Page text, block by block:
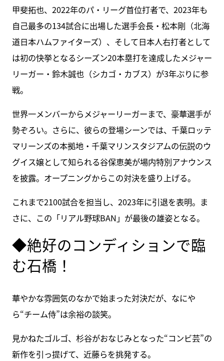
甲斐拓也、2022年のパ・リーグ首位打者で、2023年も
自己最多の134試合に出場した選手会長・松本剛（北海
道日本ハムファイターズ）、そして日本人右打者として
は初の快挙となるシーズン20本塁打を達成したメジャー
リーガー・鈴木誠也（シカゴ・カブス）が3年ぶりに参
戦。
世界一メンバーからメジャーリーガーまで、豪華選手が
勢ぞろい。さらに、彼らの登場シーンでは、千葉ロッテ
マリーンズの本拠地・千葉マリンスタジアムの伝説のウ
グイス嬢として知られる谷保恵美が場内特別アナウンス
を披露。オープニングからこの対決を盛り上げる。
これまで2100試合を担当し、2023年に引退を表明。ま
さに、この「リアル野球BAN」が最後の雄姿となる。
◆絶好のコンディションで臨
む石橋！
華やかな雰囲気のなかで始まった対決だが、なにや
ら“チーム侍”は余裕の談笑。
見かねたゴルゴ、杉谷がおなじみとなった“コンビ芸”の
新作を引っ提げて、近藤らを挑発する。